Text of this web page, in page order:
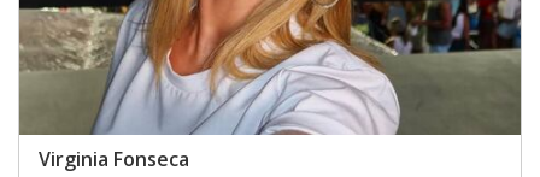
Virginia Fonseca